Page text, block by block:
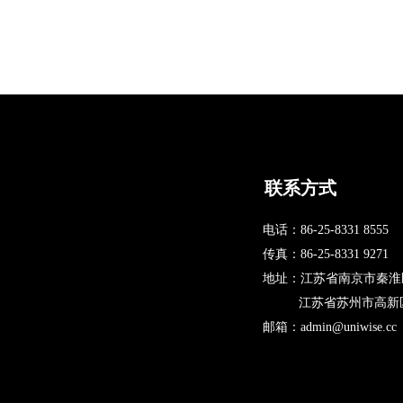
联系方式
电话：400-000-0000
地址：北京XX街XX大厦
网址：
邮箱：
电话：86-25-8331 8555
传真：86-25-8331 9271
地址：江苏省南京市秦
江苏省苏州市高新区
邮箱：admin@uniwise.cc